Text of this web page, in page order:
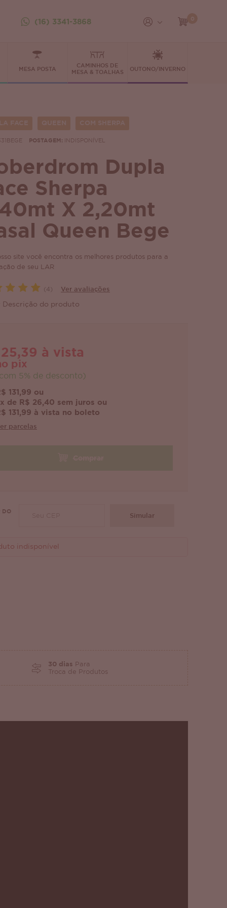
(16) 3341-3868
MESA POSTA
CAMINHOS DE
MESA & TOALHAS
OUTONO/INVERNO
POSTAGEM: INDISPONÍVEL
Dupla
Sherpa
X 2,20mt
Queen Bege
site você encontra os melhores produtos para a
de seu LAR
(4) Ver avaliações
Descrição do produto
à vista
pix
5% de desconto)
131,99 ou
de R$ 26,40 sem juros ou
131,99 à vista no boleto
parcelas
DO
Simular
indisponível
30 dias Para
Troca de Produtos